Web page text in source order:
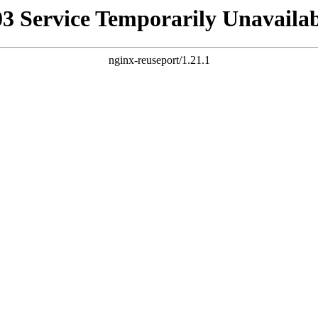
Service Temporarily
nginx-reuseport/1.21.1